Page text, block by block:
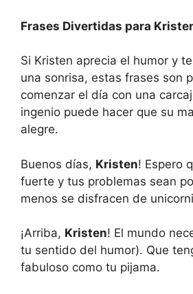
Frases Divertidas para
Si Kristen aprecia el humor y
una sonrisa, estas frases son
comenzar el día con una
ingenio puede hacer que su
alegre.
Buenos días, Kristen! Espero
fuerte y tus problemas sean
menos se disfracen de
¡Arriba, Kristen! El mundo
tu sentido del humor). Que
fabuloso como tu pijama.